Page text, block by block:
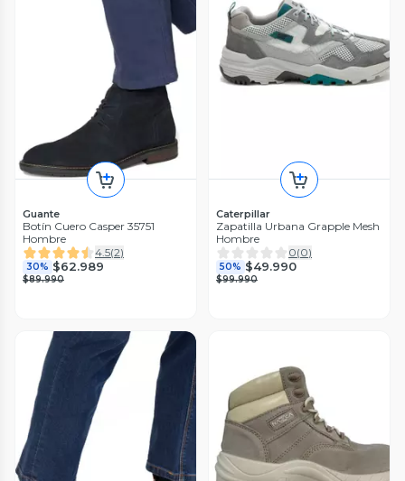
Guante
Botín Cuero Casper 35751
Hombre
4.5(2)
30% $62.989
$89.990
Caterpillar
Zapatilla Urbana Grapple Mesh
Hombre
0(0)
50% $49.990
$99.990